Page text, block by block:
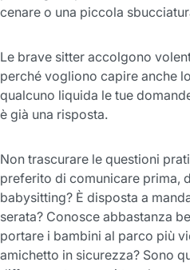
cenare o una piccola
Le brave sitter accolgono
perché vogliono capire anche
qualcuno liquida le tue
è già una risposta.
Non trascurare le questioni
preferito di comunicare prima,
babysitting? È disposta a
serata? Conosce abbastanza
portare i bambini al parco più
amichetto in sicurezza? Sono